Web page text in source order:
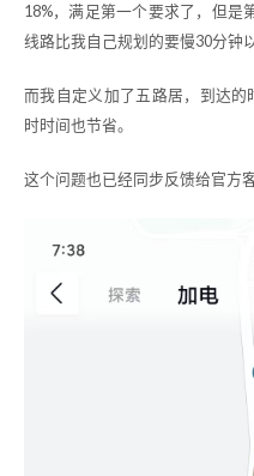
18%，满足第一个要求了，但是
线路比我自己规划的要慢30分钟以
而我自定义加了五路居，到达的
时时间也节省。
这个问题也已经同步反馈给官方